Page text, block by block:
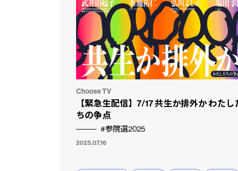
Choose TV
【緊急生配信】7/17 共生か排外か わたし
ちの争点
#参院選2025
2025.07.16